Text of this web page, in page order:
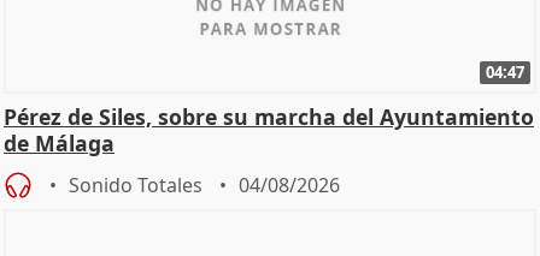
04:47
Pérez de Siles, sobre su marcha del Ayuntamiento
de Málaga
Sonido Totales 04/08/2026